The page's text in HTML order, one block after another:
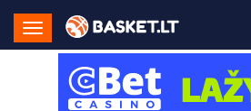
Toggle
Navigation